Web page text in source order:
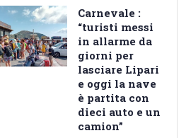
Carnevale :
“turisti messi
in allarme da
giorni per
lasciare Lipari
e oggi la nave
è partita con
dieci auto e un
camion”